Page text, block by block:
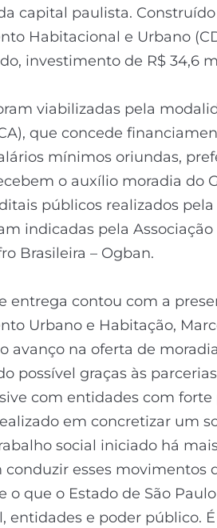
capital paulista.
Habitacional e Urbano
investimento de R$ 34,6
viabilizadas pela
que concede
mínimos oriundas,
o auxílio moradia do
públicos realizados
indicadas pela
Brasileira – Ogban.
entrega contou com a
Urbano e Habitação,
avanço na oferta de
possível graças às
com entidades com
em concretizar um
social iniciado há
esses movimentos
o que o Estado de São
entidades e poder público.